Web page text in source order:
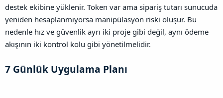
destek ekibine yüklenir. Token var ama sipariş tutarı sunucuda
yeniden hesaplanmıyorsa manipülasyon riski oluşur. Bu
nedenle hız ve güvenlik ayrı iki proje gibi değil, aynı ödeme
akışının iki kontrol kolu gibi yönetilmelidir.
7 Günlük Uygulama Planı​